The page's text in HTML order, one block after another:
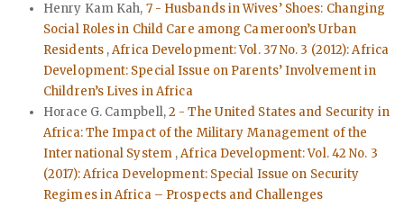
Henry Kam Kah, 7 - Husbands in Wives’ Shoes: Changing
Social Roles in Child Care among Cameroon’s Urban
Residents ,Africa Development: Vol. 37 No. 3 (2012): Africa
Development: Special Issue on Parents’ Involvement in
Children’s Lives in Africa
Horace G. Campbell,2 - The United States and Security in
Africa: The Impact of the Military Management of the
International System ,Africa Development: Vol. 42 No. 3
(2017): Africa Development: Special Issue on Security
Regimes in Africa – Prospects and Challenges